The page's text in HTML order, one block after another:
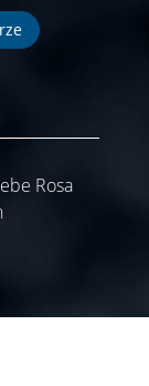
Rosa